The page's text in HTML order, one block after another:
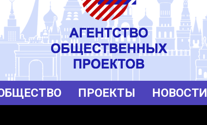
ПРОЕКТЫ НОВОСТИ